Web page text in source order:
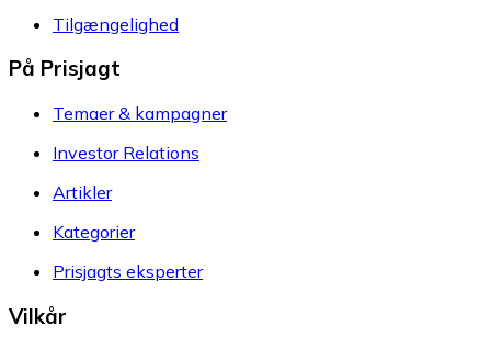
Tilgængelighed
På Prisjagt
Temaer & kampagner
Investor Relations
Artikler
Kategorier
Prisjagts eksperter
Vilkår